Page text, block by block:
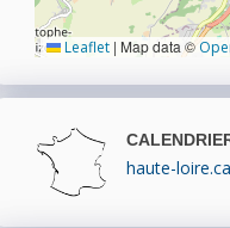
Leaflet | Map data ©
haute-